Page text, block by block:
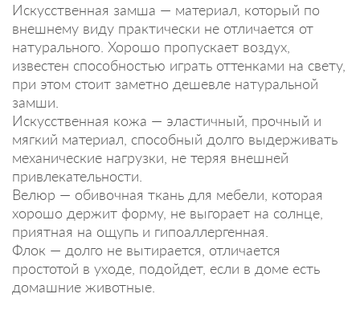
Искусственная замша — материал, который по
внешнему виду практически не отличается от
натурального. Хорошо пропускает воздух,
известен способностью играть оттенками на свету,
при этом стоит заметно дешевле натуральной
замши.
Искусственная кожа — эластичный, прочный и
мягкий материал, способный долго выдерживать
механические нагрузки, не теряя внешней
привлекательности.
Велюр — обивочная ткань для мебели, которая
хорошо держит форму, не выгорает на солнце,
приятная на ощупь и гипоаллергенная.
Флок — долго не вытирается, отличается
простотой в уходе, подойдет, если в доме есть
домашние животные.